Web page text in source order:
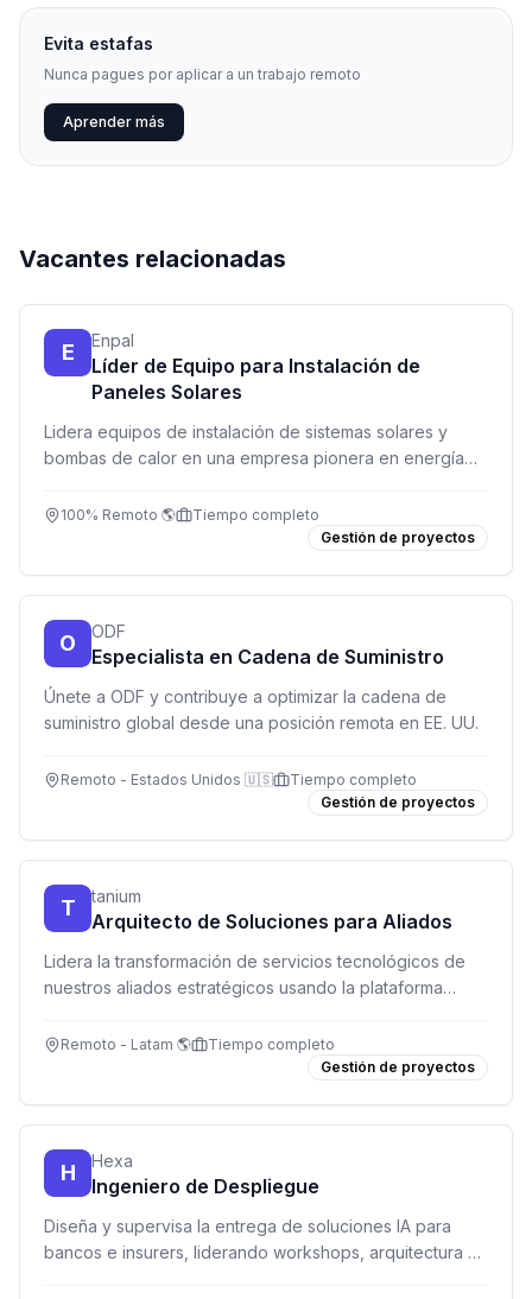
Evita estafas
Nunca pagues por aplicar a un trabajo remoto
Aprender más
Vacantes relacionadas
E Enpal
Líder de Equipo para Instalación de
Paneles Solares
Lidera equipos de instalación de sistemas solares y
bombas de calor en una empresa pionera en energía
100% Remoto 🌎
Tiempo completo
Gestión de proyectos
O ODF
Especialista en Cadena de Suministro
Únete a ODF y contribuye a optimizar la cadena de
suministro global desde una posición remota en EE. UU.
Remoto - Estados Unidos 🇺🇸
Tiempo completo
Gestión de proyectos
T tanium
Arquitecto de Soluciones para Aliados
Lidera la transformación de servicios tecnológicos de
nuestros aliados estratégicos usando la plataforma
Remoto - Latam 🌎
Tiempo completo
Gestión de proyectos
H Hexa
Ingeniero de Despliegue
Diseña y supervisa la entrega de soluciones IA para
bancos e insurers, liderando workshops, arquitectura y